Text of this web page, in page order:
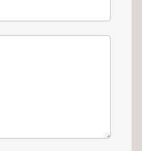
mit Zugang zu